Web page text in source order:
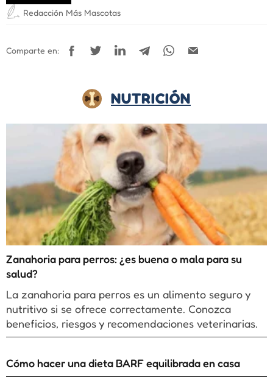
Redacción Más Mascotas
Comparte en:
NUTRICIÓN
Zanahoria para perros: ¿es buena o mala para su
salud?
La zanahoria para perros es un alimento seguro y
nutritivo si se ofrece correctamente. Conozca
beneficios, riesgos y recomendaciones veterinarias.
Cómo hacer una dieta BARF equilibrada en casa